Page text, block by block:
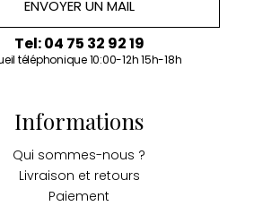
ENVOYER UN MAIL
Tel: 04 75 32 92 19
téléphonique 10:00-12h 15h-18h
Informations
Qui sommes-nous ?
Livraison et retours
Paiement